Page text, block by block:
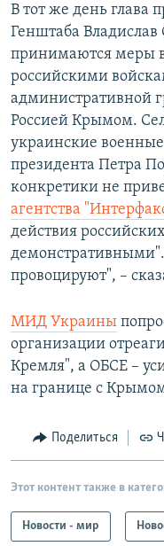
В тот же день глава
Генштаба Владислав
принимаются меры
российскими
административной
Россией Крымом.
украинские
президента Петра
конкретики не
агентства
действия
провоцируют", –
МИД Украины
организации
Кремля", а ОБСЕ –
на границе с
Поделиться
Этот контент также в
Новости - мир